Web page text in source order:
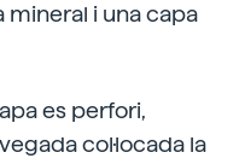
mineral i una capa
es perfori,
col·locada la